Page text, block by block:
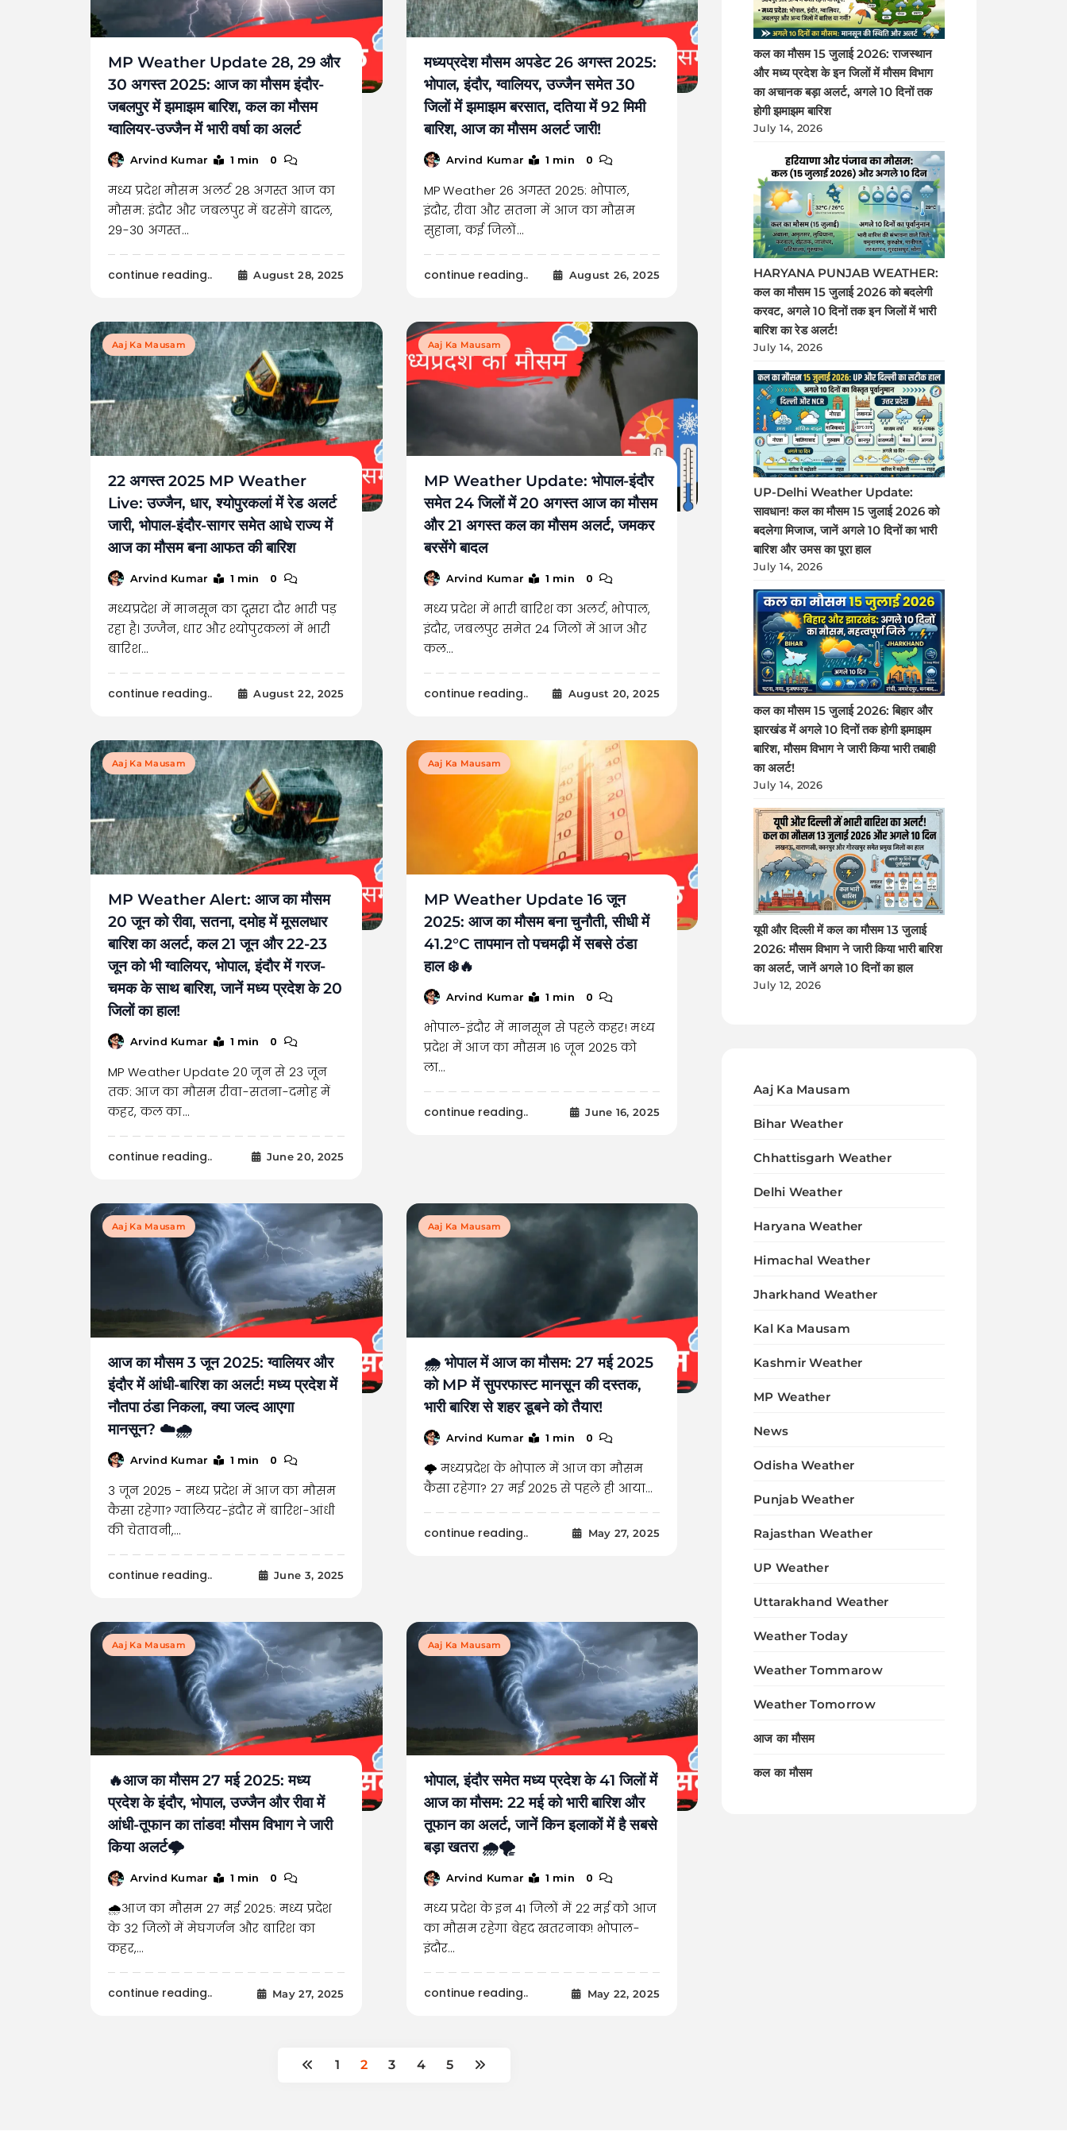
MP Weather Update 28, 29 और
30 अगस्त 2025: आज का मौसम इंदौर-
जबलपुर में झमाझम बारिश, कल का मौसम
ग्वालियर-उज्जैन में भारी वर्षा का अलर्ट
Arvind Kumar 1 min 0
मध्य प्रदेश मौसम अलर्ट 28 अगस्त आज का
मौसम: इंदौर और जबलपुर में बरसेंगे बादल,
29-30 अगस्त…
continue reading.. August 28, 2025
मध्यप्रदेश मौसम अपडेट 26 अगस्त 2025:
भोपाल, इंदौर, ग्वालियर, उज्जैन समेत 30
जिलों में झमाझम बरसात, दतिया में 92 मिमी
बारिश, आज का मौसम अलर्ट जारी!
Arvind Kumar 1 min 0
MP Weather 26 अगस्त 2025: भोपाल,
इंदौर, रीवा और सतना में आज का मौसम
सुहाना, कई जिलों…
continue reading.. August 26, 2025
Aaj Ka Mausam
22 अगस्त 2025 MP Weather
Live: उज्जैन, धार, श्योपुरकलां में रेड अलर्ट
जारी, भोपाल-इंदौर-सागर समेत आधे राज्य में
आज का मौसम बना आफत की बारिश
Arvind Kumar 1 min 0
मध्यप्रदेश में मानसून का दूसरा दौर भारी पड़
रहा है। उज्जैन, धार और श्योपुरकलां में भारी
बारिश…
continue reading.. August 22, 2025
Aaj Ka Mausam
MP Weather Update: भोपाल-इंदौर
समेत 24 जिलों में 20 अगस्त आज का मौसम
और 21 अगस्त कल का मौसम अलर्ट, जमकर
बरसेंगे बादल
Arvind Kumar 1 min 0
मध्य प्रदेश में भारी बारिश का अलर्ट, भोपाल,
इंदौर, जबलपुर समेत 24 जिलों में आज और
कल…
continue reading.. August 20, 2025
Aaj Ka Mausam
MP Weather Alert: आज का मौसम
20 जून को रीवा, सतना, दमोह में मूसलधार
बारिश का अलर्ट, कल 21 जून और 22-23
जून को भी ग्वालियर, भोपाल, इंदौर में गरज-
चमक के साथ बारिश, जानें मध्य प्रदेश के 20
जिलों का हाल!
Arvind Kumar 1 min 0
MP Weather Update 20 जून से 23 जून
तक: आज का मौसम रीवा-सतना-दमोह में
कहर, कल का…
continue reading.. June 20, 2025
Aaj Ka Mausam
MP Weather Update 16 जून
2025: आज का मौसम बना चुनौती, सीधी में
41.2°C तापमान तो पचमढ़ी में सबसे ठंडा
हाल ❄️🔥
Arvind Kumar 1 min 0
भोपाल-इंदौर में मानसून से पहले कहर! मध्य
प्रदेश में आज का मौसम 16 जून 2025 को
ला…
continue reading.. June 16, 2025
Aaj Ka Mausam
आज का मौसम 3 जून 2025: ग्वालियर और
इंदौर में आंधी-बारिश का अलर्ट! मध्य प्रदेश में
नौतपा ठंडा निकला, क्या जल्द आएगा
मानसून? ☁️🌧️
Arvind Kumar 1 min 0
3 जून 2025 - मध्य प्रदेश में आज का मौसम
कैसा रहेगा? ग्वालियर-इंदौर में बारिश-आंधी
की चेतावनी,…
continue reading.. June 3, 2025
Aaj Ka Mausam
🌧️ भोपाल में आज का मौसम: 27 मई 2025
को MP में सुपरफास्ट मानसून की दस्तक,
भारी बारिश से शहर डूबने को तैयार!
Arvind Kumar 1 min 0
🌩️ मध्यप्रदेश के भोपाल में आज का मौसम
कैसा रहेगा? 27 मई 2025 से पहले ही आया…
continue reading.. May 27, 2025
Aaj Ka Mausam
🔥आज का मौसम 27 मई 2025: मध्य
प्रदेश के इंदौर, भोपाल, उज्जैन और रीवा में
आंधी-तूफान का तांडव! मौसम विभाग ने जारी
किया अलर्ट🌩️
Arvind Kumar 1 min 0
🌧️आज का मौसम 27 मई 2025: मध्य प्रदेश
के 32 जिलों में मेघगर्जन और बारिश का
कहर,…
continue reading.. May 27, 2025
Aaj Ka Mausam
भोपाल, इंदौर समेत मध्य प्रदेश के 41 जिलों में
आज का मौसम: 22 मई को भारी बारिश और
तूफान का अलर्ट, जानें किन इलाकों में है सबसे
बड़ा खतरा 🌧️🌪️
Arvind Kumar 1 min 0
मध्य प्रदेश के इन 41 जिलों में 22 मई को आज
का मौसम रहेगा बेहद खतरनाक! भोपाल-
इंदौर…
continue reading.. May 22, 2025
1 2 3 4 5
कल का मौसम 15 जुलाई 2026: राजस्थान
और मध्य प्रदेश के इन जिलों में मौसम विभाग
का अचानक बड़ा अलर्ट, अगले 10 दिनों तक
होगी झमाझम बारिश
July 14, 2026
HARYANA PUNJAB WEATHER:
कल का मौसम 15 जुलाई 2026 को बदलेगी
करवट, अगले 10 दिनों तक इन जिलों में भारी
बारिश का रेड अलर्ट!
July 14, 2026
UP-Delhi Weather Update:
सावधान! कल का मौसम 15 जुलाई 2026 को
बदलेगा मिजाज, जानें अगले 10 दिनों का भारी
बारिश और उमस का पूरा हाल
July 14, 2026
कल का मौसम 15 जुलाई 2026: बिहार और
झारखंड में अगले 10 दिनों तक होगी झमाझम
बारिश, मौसम विभाग ने जारी किया भारी तबाही
का अलर्ट!
July 14, 2026
यूपी और दिल्ली में कल का मौसम 13 जुलाई
2026: मौसम विभाग ने जारी किया भारी बारिश
का अलर्ट, जानें अगले 10 दिनों का हाल
July 12, 2026
Aaj Ka Mausam
Bihar Weather
Chhattisgarh Weather
Delhi Weather
Haryana Weather
Himachal Weather
Jharkhand Weather
Kal Ka Mausam
Kashmir Weather
MP Weather
News
Odisha Weather
Punjab Weather
Rajasthan Weather
UP Weather
Uttarakhand Weather
Weather Today
Weather Tommarow
Weather Tomorrow
आज का मौसम
कल का मौसम